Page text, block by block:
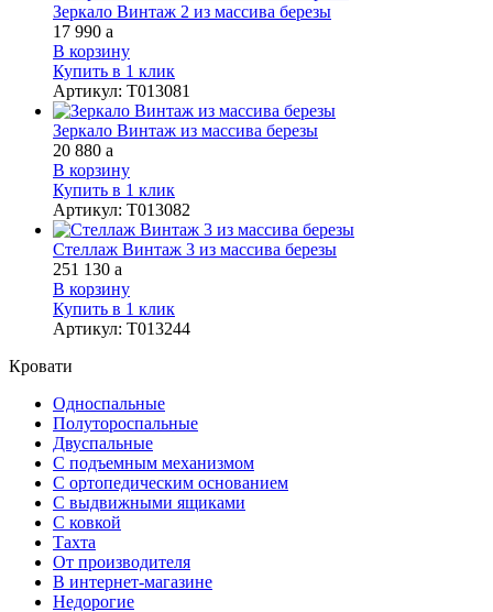
Зеркало Винтаж 2 из массива березы
17 990 a
В корзину
Купить в 1 клик
Артикул: Т013081
Зеркало Винтаж из массива березы
20 880 a
В корзину
Купить в 1 клик
Артикул: Т013082
Стеллаж Винтаж 3 из массива березы
251 130 a
В корзину
Купить в 1 клик
Артикул: Т013244
Кровати
Односпальные
Полутороспальные
Двуспальные
С подъемным механизмом
С ортопедическим основанием
С выдвижными ящиками
С ковкой
Тахта
От производителя
В интернет-магазине
Недорогие